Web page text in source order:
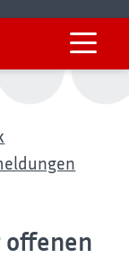
offenen